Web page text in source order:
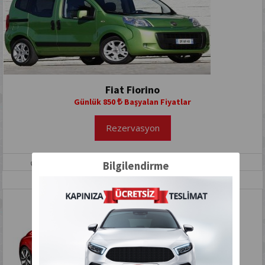
Fiat Fiorino
Günlük 850 Başyalan Fiyatlar
Rezervasyon
Dizel
Bilgilendirme